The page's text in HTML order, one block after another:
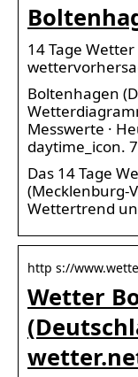
14 Tage
Boltenhagen
Messwerte ·
daytime_icon. 7
Das 14 Tage
(Mecklenburg-
Wettertrend
http s://
Wetter